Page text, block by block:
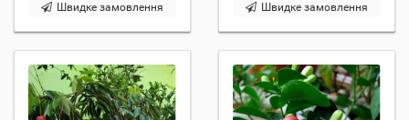
Швидке замовлення Швидке замовлення